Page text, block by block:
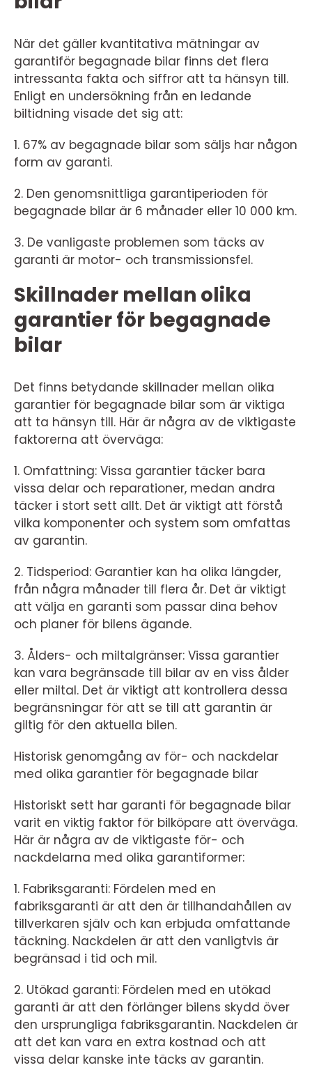
När det gäller kvantitativa mätningar av
garantiför begagnade bilar finns det flera
intressanta fakta och siffror att ta hänsyn till.
Enligt en undersökning från en ledande
biltidning visade det sig att:
1. 67% av begagnade bilar som säljs har någon
form av garanti.
2. Den genomsnittliga garantiperioden för
begagnade bilar är 6 månader eller 10 000 km.
3. De vanligaste problemen som täcks av
garanti är motor- och transmissionsfel.
Skillnader mellan olika
garantier för begagnade
bilar
Det finns betydande skillnader mellan olika
garantier för begagnade bilar som är viktiga
att ta hänsyn till. Här är några av de viktigaste
faktorerna att överväga:
1. Omfattning: Vissa garantier täcker bara
vissa delar och reparationer, medan andra
täcker i stort sett allt. Det är viktigt att förstå
vilka komponenter och system som omfattas
av garantin.
2. Tidsperiod: Garantier kan ha olika längder,
från några månader till flera år. Det är viktigt
att välja en garanti som passar dina behov
och planer för bilens ägande.
3. Ålders- och miltalgränser: Vissa garantier
kan vara begränsade till bilar av en viss ålder
eller miltal. Det är viktigt att kontrollera dessa
begränsningar för att se till att garantin är
giltig för den aktuella bilen.
Historisk genomgång av för- och nackdelar
med olika garantier för begagnade bilar
Historiskt sett har garanti för begagnade bilar
varit en viktig faktor för bilköpare att överväga.
Här är några av de viktigaste för- och
nackdelarna med olika garantiformer:
1. Fabriksgaranti: Fördelen med en
fabriksgaranti är att den är tillhandahållen av
tillverkaren själv och kan erbjuda omfattande
täckning. Nackdelen är att den vanligtvis är
begränsad i tid och mil.
2. Utökad garanti: Fördelen med en utökad
garanti är att den förlänger bilens skydd över
den ursprungliga fabriksgarantin. Nackdelen är
att det kan vara en extra kostnad och att
vissa delar kanske inte täcks av garantin.